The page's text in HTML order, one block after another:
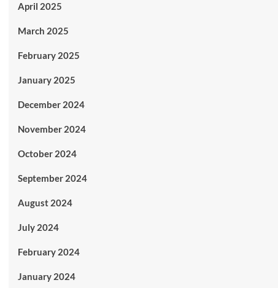
April 2025
March 2025
February 2025
January 2025
December 2024
November 2024
October 2024
September 2024
August 2024
July 2024
February 2024
January 2024